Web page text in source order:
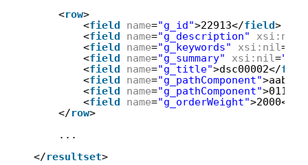
51
<row>
<field name="g_id">22913</field>
<field name="g_description" xsi:nil
<field name="g_keywords" xsi:nil=
<field name="g_summary" xsi:nil=
<field name="g_title">dsc00002</
<field name="g_pathComponent"
<field name="g_pathComponent"
<field name="g_orderWeight">2000</
</row>
...
</resultset>